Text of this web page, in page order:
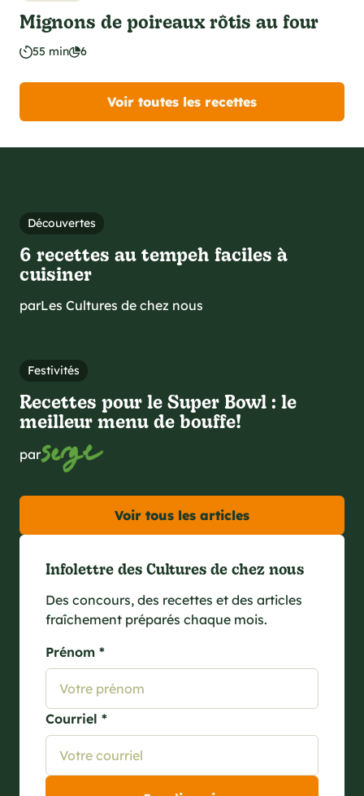
Mignons de poireaux rôtis au four
55 min 6
Voir toutes les recettes
Découvertes
6 recettes au tempeh faciles à
cuisiner
parLes Cultures de chez nous
Festivités
Recettes pour le Super Bowl : le
meilleur menu de bouffe!
par
Voir tous les articles
Infolettre des Cultures de chez nous
Des concours, des recettes et des articles
fraîchement préparés chaque mois.
Prénom *
Courriel *